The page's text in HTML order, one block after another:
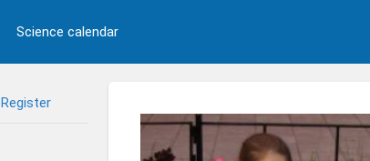
Science calendar
Register